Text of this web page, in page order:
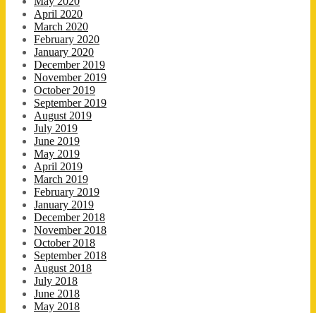
April 2020
March 2020
February 2020
January 2020
December 2019
November 2019
October 2019
September 2019
August 2019
July 2019
June 2019
May 2019
April 2019
March 2019
February 2019
January 2019
December 2018
November 2018
October 2018
September 2018
August 2018
July 2018
June 2018
May 2018